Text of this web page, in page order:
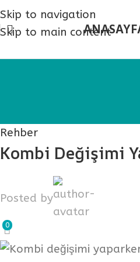
Skip to navigation
Skip to main content
YOL TARİFİ
Rehber
Kombi Değişimi
Posted by
0